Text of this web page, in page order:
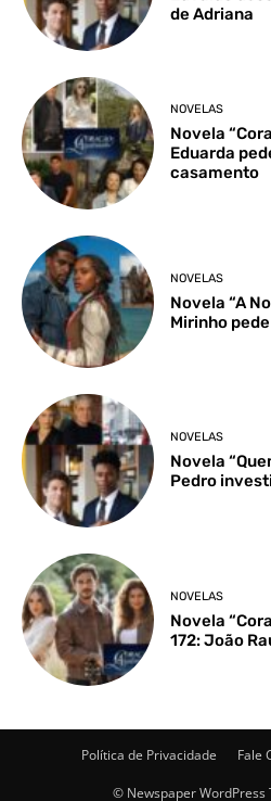
de Adriana
NOVELAS
Novela
Eduarda
casamento
NOVELAS
Novela “A
Mirinho
NOVELAS
Novela
Pedro
NOVELAS
Novela
172: João
Política de Privacidade Fale
© Newspaper WordPress